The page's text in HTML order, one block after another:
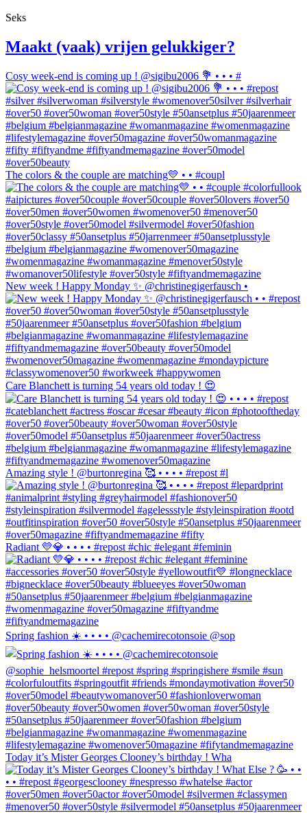
Seks
Maakt (vaak) vrijen gelukkiger?
Cosy week-end is coming up ! @sigibu2006 💐 • • • #
The colors & the couple are matching💛 • • #coupl
New week ! Happy Monday ✨ @christinegigerfausch •
Care Blanchett is turning 54 years old today ! 😍
Amazing style ! @burtonregina 🥰 • • • • #repost #l
Radiant 💛💎 • • • • #repost #chic #elegant #feminin
Spring fashion ☀️ • • • • @cachemirecotonsoie @sop
Today it’s Mister Georges Clooney’s birthday ! Wha